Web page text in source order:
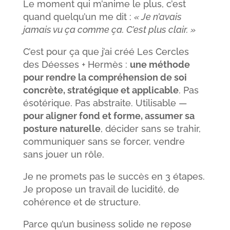
Le moment qui m’anime le plus, c’est
quand quelqu’un me dit : « Je n’avais
jamais vu ça comme ça. C’est plus clair. »
C’est pour ça que j’ai créé Les Cercles
des Déesses + Hermès : une méthode
pour rendre la compréhension de soi
concrète, stratégique et applicable. Pas
ésotérique. Pas abstraite. Utilisable —
pour aligner fond et forme, assumer sa
posture naturelle, décider sans se trahir,
communiquer sans se forcer, vendre
sans jouer un rôle.
Je ne promets pas le succès en 3 étapes.
Je propose un travail de lucidité, de
cohérence et de structure.
Parce qu’un business solide ne repose